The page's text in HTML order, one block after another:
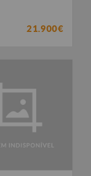
21.900€